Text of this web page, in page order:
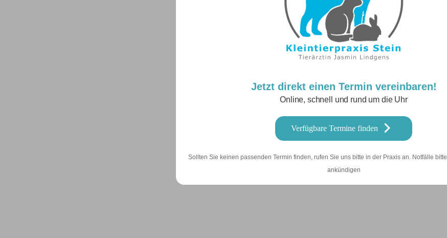
Jetzt direkt einen Termin vereinbaren!
Online, schnell und rund um die Uhr
Verfügbare Termine finden
Sollten Sie keinen passenden Termin finden, rufen Sie uns bitte in der Praxis an. Notfälle bitte
ankündigen